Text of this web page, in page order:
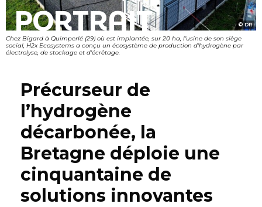
PORTRAIT DR
Chez Bigard à Quimperlé (29) où est implantée, sur 20 ha, l’usine de son siège
social, H2x Ecosystems a conçu un écosystème de production d’hydrogène par
électrolyse, de stockage et d'écrêtage.
Précurseur de
l’hydrogène
décarbonée, la
Bretagne déploie une
cinquantaine de
solutions innovantes